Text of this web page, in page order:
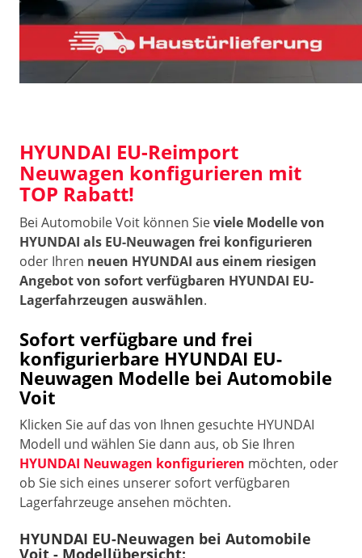
HYUNDAI EU-Reimport
Neuwagen konfigurieren mit
TOP Rabatt!
Bei Automobile Voit können Sieviele Modelle von
HYUNDAI als EU-Neuwagen frei konfigurieren
oder Ihren neuen HYUNDAI aus einem riesigen
Angebot von sofort verfügbaren HYUNDAI EU-
Lagerfahrzeugen auswählen.
Sofort verfügbare und frei
konfigurierbare HYUNDAI EU-
Neuwagen Modelle bei Automobile
Voit
Klicken Sie auf das von Ihnen gesuchte HYUNDAI
Modell und wählen Sie dann aus, ob Sie Ihren
HYUNDAI Neuwagen konfigurieren möchten, oder
ob Sie sich eines unserer sofort verfügbaren
Lagerfahrzeuge ansehen möchten.
HYUNDAI EU-Neuwagen bei Automobile
Voit - Modellübersicht: